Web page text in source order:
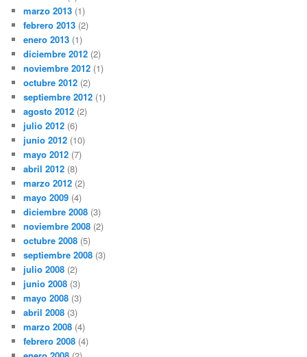
marzo 2013 (1)
febrero 2013 (2)
enero 2013 (1)
diciembre 2012 (2)
noviembre 2012 (1)
octubre 2012 (2)
septiembre 2012 (1)
agosto 2012 (2)
julio 2012 (6)
junio 2012 (10)
mayo 2012 (7)
abril 2012 (8)
marzo 2012 (2)
mayo 2009 (4)
diciembre 2008 (3)
noviembre 2008 (2)
octubre 2008 (5)
septiembre 2008 (3)
julio 2008 (2)
junio 2008 (3)
mayo 2008 (3)
abril 2008 (3)
marzo 2008 (4)
febrero 2008 (4)